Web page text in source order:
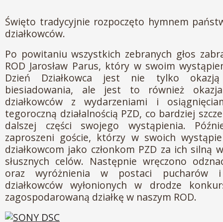
Święto tradycyjnie rozpoczęto hymnem
działkowców.
Po powitaniu wszystkich zebranych głos
ROD Jarosław Parus, który w swoim
Dzień Działkowca jest nie tylko
biesiadowania, ale jest to również
działkowców z wydarzeniami i
tegoroczną działalnością PZD, co bardziej
dalszej części swojego wystąpienia.
zaproszeni goście, którzy w swoich
działkowcom jako członkom PZD za ich silną
słusznych celów. Następnie wręczono
oraz wyróżnienia w postaci pucharów
działkowców wyłonionych w drodze
zagospodarowaną działkę w naszym ROD.